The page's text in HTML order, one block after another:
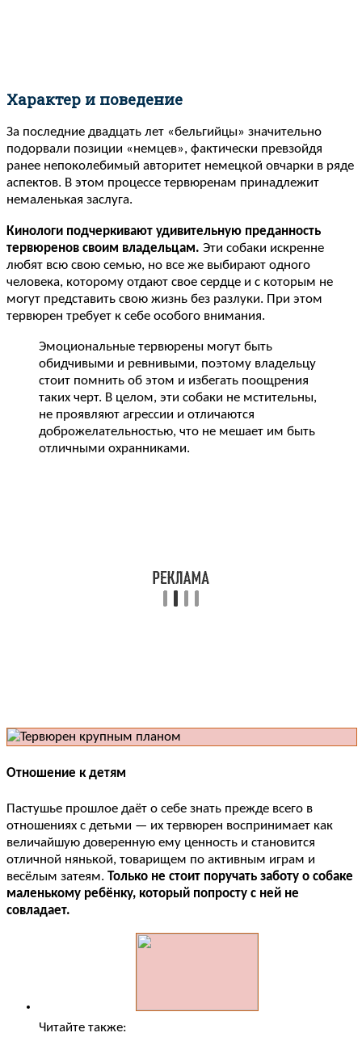
Характер и поведение
За последние двадцать лет «бельгийцы» значительно
подорвали позиции «немцев», фактически превзойдя
ранее непоколебимый авторитет немецкой овчарки в ряде
аспектов. В этом процессе тервюренам принадлежит
немаленькая заслуга.
Кинологи подчеркивают удивительную преданность
тервюренов своим владельцам. Эти собаки искренне
любят всю свою семью, но все же выбирают одного
человека, которому отдают свое сердце и с которым не
могут представить свою жизнь без разлуки. При этом
тервюрен требует к себе особого внимания.
Эмоциональные тервюрены могут быть
обидчивыми и ревнивыми, поэтому владельцу
стоит помнить об этом и избегать поощрения
таких черт. В целом, эти собаки не мстительны,
не проявляют агрессии и отличаются
доброжелательностью, что не мешает им быть
отличными охранниками.
Отношение к детям
Пастушье прошлое даёт о себе знать прежде всего в
отношениях с детьми — их тервюрен воспринимает как
величайшую доверенную ему ценность и становится
отличной нянькой, товарищем по активным играм и
весёлым затеям. Только не стоит поручать заботу о собаке
маленькому ребёнку, который попросту с ней не
совладает.
Читайте также: